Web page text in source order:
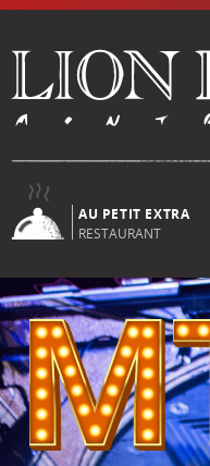
AU PETIT EXTRA
RESTAURANT